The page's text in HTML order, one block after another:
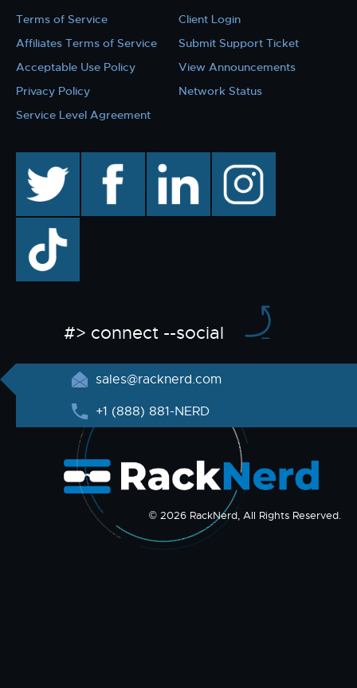
Terms of Service
Affiliates Terms of Service
Acceptable Use Policy
Privacy Policy
Service Level Agreement
Client Login
Submit Support Ticket
View Announcements
Network Status
facebook linkedin instagram
TikTok
#> connect --social
sales@racknerd.com
+1 (888) 881-NERD
© 2026 RackNerd, All Rights Reserved.